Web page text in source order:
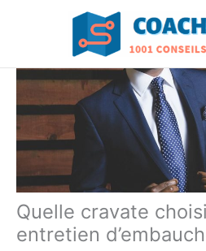
Quelle cravate
entretien